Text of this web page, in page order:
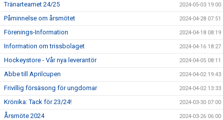
Tränarteamet 24/25 2024-05-03 19:00
Påminnelse om årsmötet 2024-04-28 07:51
Förenings-Information 2024-04-18 08:19
Information om trissbolaget 2024-04-16 18:27
Hockeystore - Vår nya leverantör 2024-04-05 08:11
Abbe till Aprilcupen 2024-04-02 19:43
Frivillig försäsong för ungdomar 2024-04-02 13:33
Krönika: Tack för 23/24! 2024-03-30 07:00
Årsmöte 2024 2024-03-26 06:00